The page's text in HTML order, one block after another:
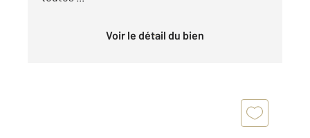
Voir le détail du bien